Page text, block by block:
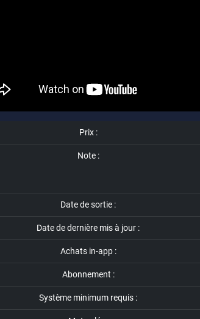
Prix :
Note :
Date de sortie :
Date de dernière mis à jour :
Achats in-app :
Abonnement :
Système minimum requis :